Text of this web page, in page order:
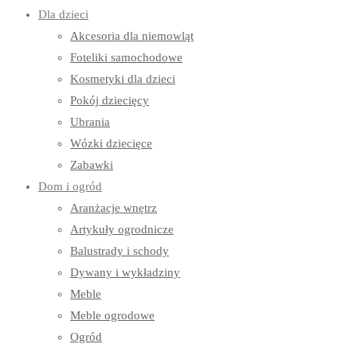
Dla dzieci
Akcesoria dla niemowląt
Foteliki samochodowe
Kosmetyki dla dzieci
Pokój dziecięcy
Ubrania
Wózki dziecięce
Zabawki
Dom i ogród
Aranżacje wnętrz
Artykuły ogrodnicze
Balustrady i schody
Dywany i wykładziny
Meble
Meble ogrodowe
Ogród